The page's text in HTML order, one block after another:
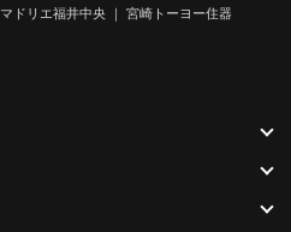
マドリエ福井中央 ｜ 宮崎トーヨー住器